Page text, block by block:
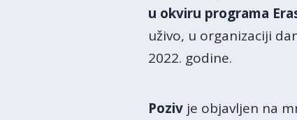
u okviru programa
uživo, u organizaciji
2022. godine.
Poziv je objavljen na